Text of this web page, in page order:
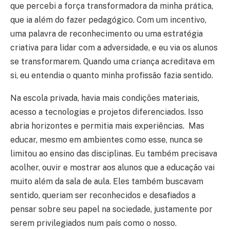
que percebi a força transformadora da minha prática,
que ia além do fazer pedagógico. Com um incentivo,
uma palavra de reconhecimento ou uma estratégia
criativa para lidar com a adversidade, e eu via os alunos
se transformarem. Quando uma criança acreditava em
si, eu entendia o quanto minha profissão fazia sentido.
Na escola privada, havia mais condições materiais,
acesso a tecnologias e projetos diferenciados. Isso
abria horizontes e permitia mais experiências. Mas
educar, mesmo em ambientes como esse, nunca se
limitou ao ensino das disciplinas. Eu também precisava
acolher, ouvir e mostrar aos alunos que a educação vai
muito além da sala de aula. Eles também buscavam
sentido, queriam ser reconhecidos e desafiados a
pensar sobre seu papel na sociedade, justamente por
serem privilegiados num país como o nosso.